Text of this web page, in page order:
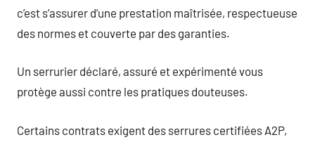
c’est s’assurer d’une prestation maîtrisée, respectueuse
des normes et couverte par des garanties.
Un serrurier déclaré, assuré et expérimenté vous
protège aussi contre les pratiques douteuses.
Certains contrats exigent des serrures certifiées A2P,